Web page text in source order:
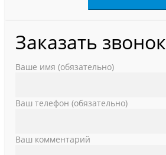
Заказать звонок
Ваше имя (обязательно)
Ваш телефон (обязательно)
Ваш комментарий